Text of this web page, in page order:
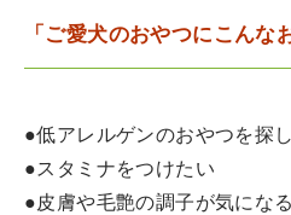
「ご愛犬のおやつにこんな
●低アレルゲンのおやつを探
●スタミナをつけたい
●皮膚や毛艶の調子が気になる